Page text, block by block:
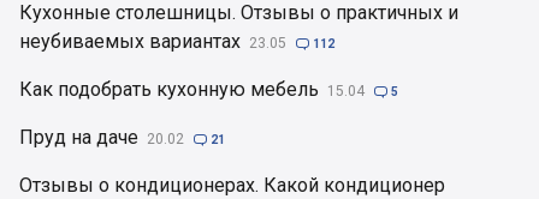
Кухонные столешницы. Отзывы о практичных и
неубиваемых вариантах 23.05  112
Как подобрать кухонную мебель 15.04  5
Пруд на даче 20.02  21
Отзывы о кондиционерах. Какой кондиционер